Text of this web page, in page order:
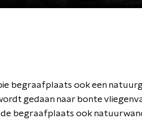
begraafplaats ook een
gedaan naar bonte
begraafplaats ook